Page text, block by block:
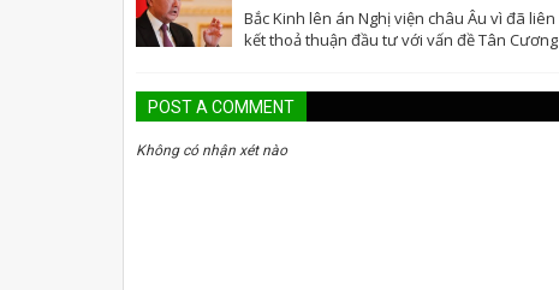
Bắc Kinh lên án Nghị viện châu Âu vì đã liên
kết thoả thuận đầu tư với vấn đề Tân Cương
POST A COMMENT
Không có nhận xét nào